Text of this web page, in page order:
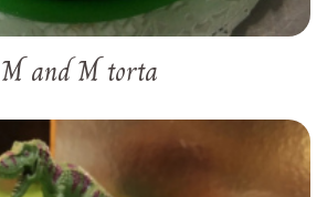
M and M torta